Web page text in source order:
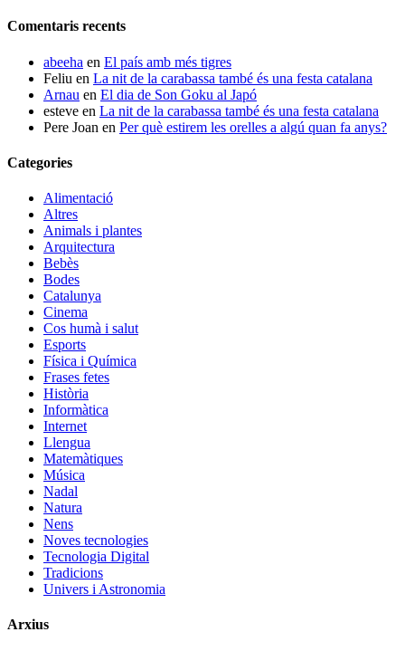
Comentaris recents
abeeha en El país amb més tigres
Feliu en La nit de la carabassa també és una festa catalana
Arnau en El dia de Son Goku al Japó
esteve en La nit de la carabassa també és una festa catalana
Pere Joan en Per què estirem les orelles a algú quan fa anys?
Categories
Alimentació
Altres
Animals i plantes
Arquitectura
Bebès
Bodes
Catalunya
Cinema
Cos humà i salut
Esports
Física i Química
Frases fetes
Història
Informàtica
Internet
Llengua
Matemàtiques
Música
Nadal
Natura
Nens
Noves tecnologies
Tecnologia Digital
Tradicions
Univers i Astronomia
Arxius